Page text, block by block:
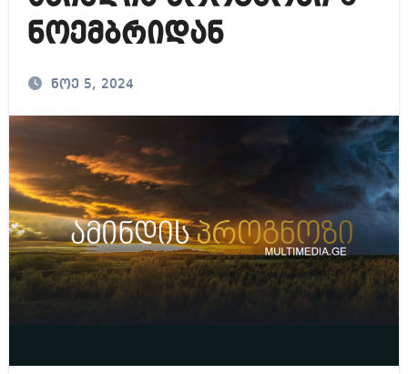
ნოემბრიდან
ნოე 5, 2024